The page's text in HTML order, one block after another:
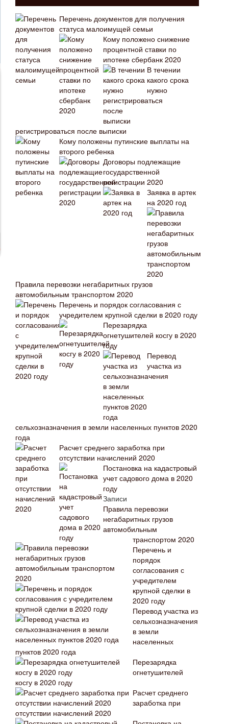
Перечень документов для получения
статуса малоимущей семьи
Кому положено снижение
процентной ставки по
ипотеке сбербанк 2020
В течении
какого срока
нужно
регистрироваться после выписки
Кому положены путинские выплаты на
второго ребенка
Договоры подлежащие
государственной
регистрации 2020
Заявка в артек
на 2020 год
Правила перевозки негабаритных грузов
автомобильным транспортом 2020
Перечень и порядок согласования с
учредителем крупной сделки в 2020 году
Перезарядка
огнетушителей косгу в 2020
году
Перевод
участка из
сельхозназначения в земли населенных пунктов 2020
года
Расчет среднего заработка при
отсутствии начислений 2020
Постановка на кадастровый
учет садового дома в 2020
году
Записи
Правила перевозки
негабаритных грузов
автомобильным
транспортом 2020
Перечень и
порядок
согласования с
учредителем
крупной сделки в
2020 году
Перевод участка из
сельхозназначения
в земли
населенных
пунктов 2020 года
Перезарядка
огнетушителей
косгу в 2020 году
Расчет среднего
заработка при
отсутствии начислений 2020